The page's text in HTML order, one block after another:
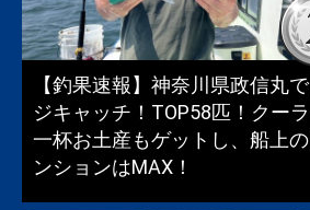
【釣果速報】神奈川県政信丸
ジキャッチ！TOP58匹！クー
一杯お土産もゲットし、船上
ンションはMAX！